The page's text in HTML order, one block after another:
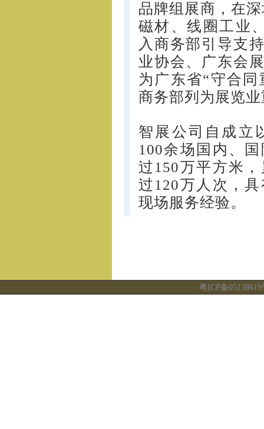
品牌组展商，在
磁材、线圈工业
入商务部引导支
业协会、广东会
为广东省“守合
商务部列为展览
智展公司自成立
100余场国内、
过150万平方米
过120万人次，
现场服务经验。
粤ICP备05138619